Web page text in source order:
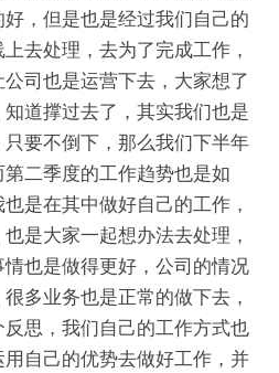
，但是也是经过我们自己的
去处理，去为了完成工作，
司也是运营下去，大家想了
道撑过去了，其实我们也是
要不倒下，那么我们下半年
二季度的工作趋势也是如
是在其中做好自己的工作，
是大家一起想办法去处理，
也是做得更好，公司的情况
多业务也是正常的做下去，
思，我们自己的工作方式也
自己的优势去做好工作，并